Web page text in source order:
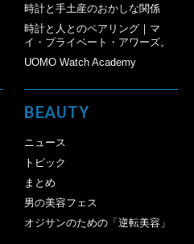
時計と手土産のおかしな関係
時計と人とのペアリング｜マ
イ・プライベート・アワーズ。
UOMO Watch Academy
BEAUTY
ニュース
トピック
まとめ
男の美容フェス
オジサンのための「逆転美容」